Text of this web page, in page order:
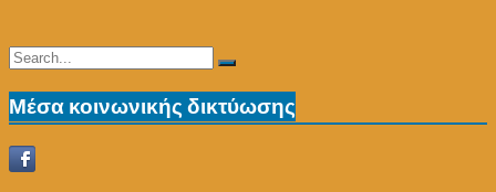
Search
Search
Μέσα κοινωνικής δικτύωσης